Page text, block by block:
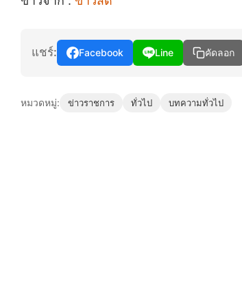
แชร์: Facebook Line คัดลอก
หมวดหมู่: ข่าวราชการ ทั่วไป บทความทั่วไป